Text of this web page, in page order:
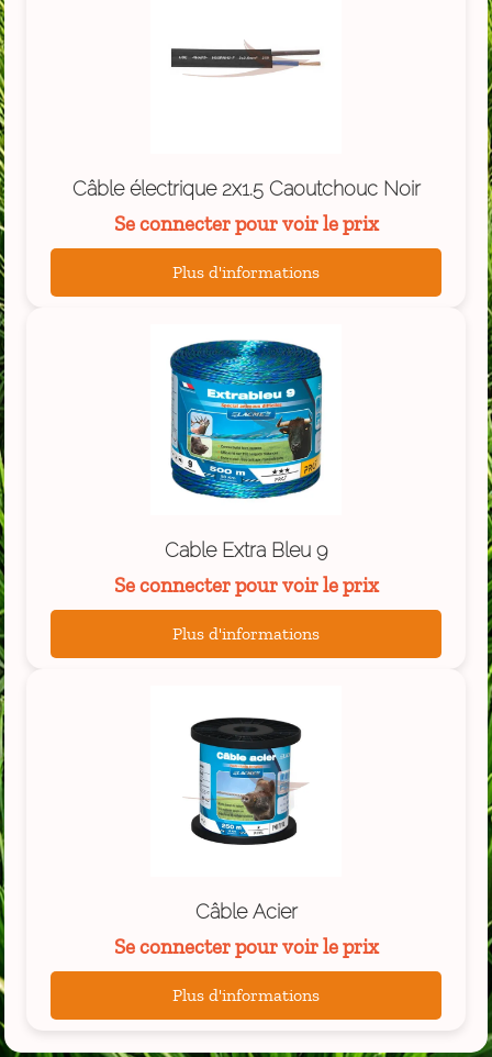
Câble électrique 2x1.5 Caoutchouc Noir
Se connecter pour voir le prix
Plus d'informations
Cable Extra Bleu 9
Se connecter pour voir le prix
Plus d'informations
Câble Acier
Se connecter pour voir le prix
Plus d'informations